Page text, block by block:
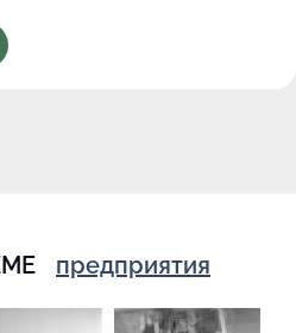
предприятия